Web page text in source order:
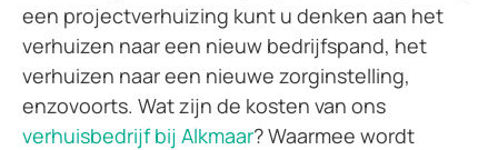
een projectverhuizing kunt u denken aan het
verhuizen naar een nieuw bedrijfspand, het
verhuizen naar een nieuwe zorginstelling,
enzovoorts. Wat zijn de kosten van ons
verhuisbedrijf bij Alkmaar? Waarmee wordt